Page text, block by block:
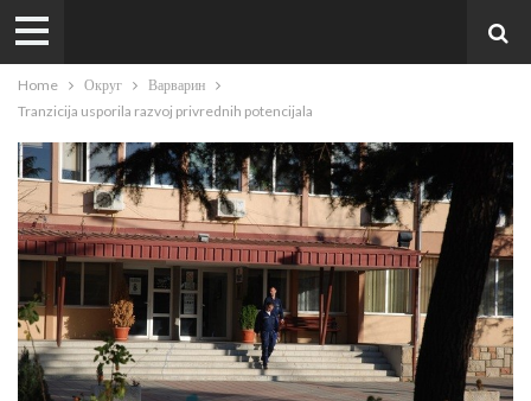
Home Округ
Варварин
Tranzicija usporila razvoj privrednih potencijala